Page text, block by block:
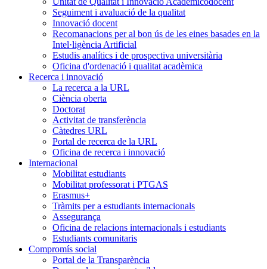
Seguiment i avaluació de la qualitat
Innovació docent
Recomanacions per al bon ús de les eines basades en la
Intel·ligència Artificial
Estudis analítics i de prospectiva universitària
Oficina d'ordenació i qualitat acadèmica
Recerca i innovació
La recerca a la URL
Ciència oberta
Doctorat
Activitat de transferència
Càtedres URL
Portal de recerca de la URL
Oficina de recerca i innovació
Internacional
Mobilitat estudiants
Mobilitat professorat i PTGAS
Erasmus+
Tràmits per a estudiants internacionals
Assegurança
Oficina de relacions internacionals i estudiants
Estudiants comunitaris
Compromís social
Portal de la Transparència